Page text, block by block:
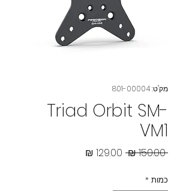
מק"ט: 801-00004
Triad Orbit SM-
VM1
‏150.00 ‏₪
מחיר
כמות *